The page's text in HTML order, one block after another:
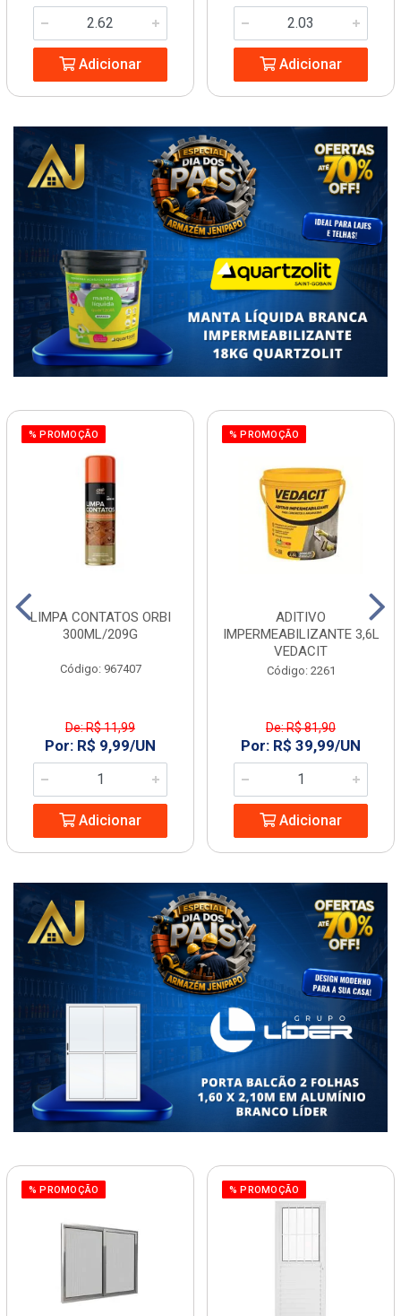
Adicionar Adicionar
% PROMOÇÃO
LIMPA CONTATOS ORBI
300ML/209G
Código: 967407
De: R$ 11,99
Por: R$ 9,99/UN
Adicionar
% PROMOÇÃO
ADITIVO
IMPERMEABILIZANTE 3,6L
VEDACIT
Código: 2261
De: R$ 81,90
Por: R$ 39,99/UN
Adicionar
% PROMOÇÃO % PROMOÇÃO